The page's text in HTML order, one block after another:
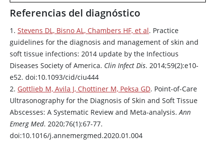
Color de la piel Eritematoso
Normal o
eritematoso pero
que desaparece a la
vitropresión (con
escasa frecuencia
cianótico)
Superficie
cutánea
Piel de
naranja
Suave
Linfangitis y
linfadenopatías
regionales
Frecuente
Referencias del diagnóstico
1. Stevens DL, Bisno AL, Chambers HF, et al. Practice
guidelines for the diagnosis and management of skin and
soft tissue infections: 2014 update by the Infectious
Diseases Society of America. Clin Infect Dis. 2014;59(2):e10-
e52. doi:10.1093/cid/ciu444
2. Gottlieb M, Avila J, Chottiner M, Peksa GD. Point-of-Care
Ultrasonography for the Diagnosis of Skin and Soft Tissue
Abscesses: A Systematic Review and Meta-analysis.Ann
Emerg Med. 2020;76(1):67-77.
doi:10.1016/j.annemergmed.2020.01.004